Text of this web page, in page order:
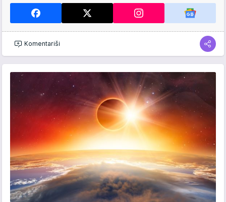
Komentariši